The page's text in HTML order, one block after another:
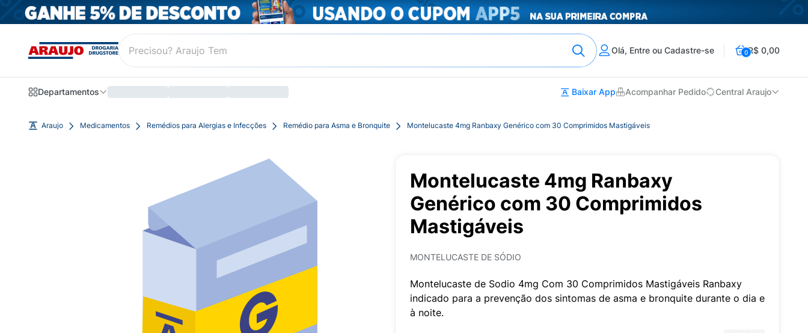
Olá, Entre ou Cadastre-se 0R$ 0,00
Departamentos Baixar App Acompanhar Pedido Central Araujo
Araujo Medicamentos Remédios para Alergias e Infecções Remédio para Asma e Bronquite Montelucaste 4mg Ranbaxy Genérico com 30 Comprimidos Mastigáveis
Montelucaste 4mg Ranbaxy
Genérico com 30 Comprimidos
Mastigáveis
MONTELUCASTE DE SÓDIO
Montelucaste de Sodio 4mg Com 30 Comprimidos Mastigáveis Ranbaxy
indicado para a prevenção dos sintomas de asma e bronquite durante o dia e
à noite.